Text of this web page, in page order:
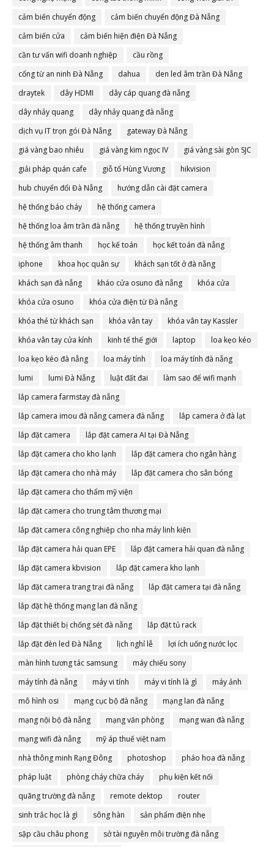
cảm biến chuyển động
cảm biến chuyển động Đà Nẵng
cảm biến cửa
cảm biến hiện điện Đà Nẵng
cần tư vấn wifi doanh nghiệp
cầu rồng
cổng từ an ninh Đà Nẵng
dahua
den led âm trần Đà Nẵng
draytek
dây HDMI
dây cáp quang đà nẵng
dây nhảy quang
dây nhảy quang đà nẵng
dịch vụ IT trọn gói Đà Nẵng
gateway Đà Nẵng
giá vàng bao nhiêu
giá vàng kim ngọc IV
giá vàng sài gòn SJC
giải pháp quán cafe
giỗ tổ Hùng Vương
hikvision
hub chuyển đổi Đà Nẵng
hướng dẫn cài đặt camera
hệ thống báo cháy
hệ thống camera
hệ thống loa âm trần đà nẵng
hệ thống truyền hình
hệ thống âm thanh
học kế toán
học kết toán đà nẵng
iphone
khoa học quân sự
khách sạn tốt ở đà nẵng
khách sạn đà nẵng
kháo cửa osuno đà nẵng
khóa cửa
khóa cửa osuno
khóa cửa điện từ Đà nẵng
khóa thẻ từ khách sạn
khóa vân tay
khóa vân tay Kassler
khóa vân tay cửa kính
kinh tế thế giới laptop
loa kẹo kéo
loa kẹo kéo đà nẵng
loa máy tính
loa máy tính đà nẵng
lumi
lumi Đà Nẵng luật đất đai
làm sao để wifi mạnh
lắp camera farmstay đà nẵng
lắp camera imou đà nẵng camera đà nẵng
lắp camera ở đà lạt
lắp đặt camera
lắp đặt camera AI tại Đà Nẵng
lắp đặt camera cho kho lạnh
lắp đặt camera cho ngân hàng
lắp đặt camera cho nhà máy
lắp đặt camera cho sân bóng
lắp đặt camera cho thẩm mỹ viện
lắp đặt camera cho trung tâm thương mại
lắp đặt camera công nghiệp cho nha máy linh kiện
lắp đặt camera hải quan EPE
lắp đặt camera hải quan đà nẵng
lắp đặt camera kbvision
lắp đặt camera kho lạnh
lắp đặt camera trang trại đà nẵng
lắp đặt camera tại đà nẵng
lắp đặt hệ thống mạng lan đà nẵng
lắp đặt thiết bị chống sét đà nẵng
lắp đặt tủ rack
lắp đặt đèn led Đà Nẵng
lịch nghỉ lễ
lợi ích uống nước lọc
màn hình tương tác samsung
máy chiếu sony
máy tính đà nẵng
máy vi tính máy vi tính là gì
máy ảnh
mô hình osi
mạng cục bộ đà nẵng
mạng lan đà nẵng
mạng nội bộ đà nẵng
mạng văn phòng
mạng wan đà nẵng
mạng wifi đà nẵng
mỹ áp thuế việt nam
nhà thông minh Rạng Đông
photoshop
pháo hoa đà nẵng
pháp luật
phòng cháy chữa cháy
phụ kiện kết nối
quãng trường đà nẵng
remote dektop
router
sinh trắc học là gì
sông hàn
sản phẩm điện nhẹ
sập cầu châu phong
sở tài nguyên môi trường đà nẵng